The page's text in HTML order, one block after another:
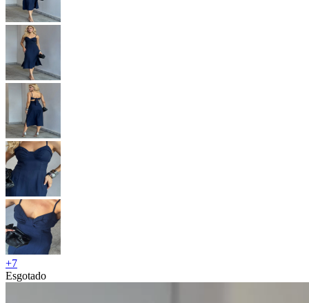
+7
Esgotado